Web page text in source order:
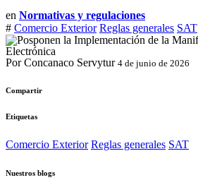
en Normativas y regulaciones
# Comercio Exterior Reglas generales SAT
Por Concanaco Servytur 4 de junio de 2026
Compartir
Etiquetas
Comercio Exterior Reglas generales SAT
Nuestros blogs